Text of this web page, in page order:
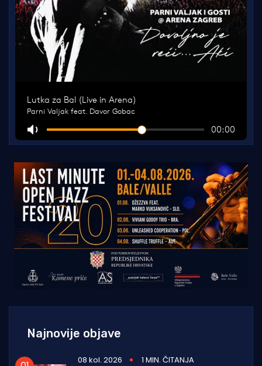
Najnovije objave
08 kol. 2026
1 MIN. ČITANJA